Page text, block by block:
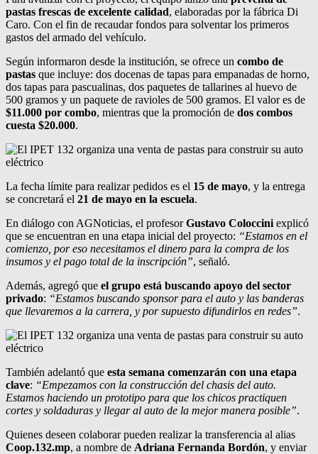
pastas frescas de excelente calidad, elaboradas por la fábrica Di
Caro. Con el fin de recaudar fondos para solventar los primeros
gastos del armado del vehículo.
Según informaron desde la institución, se ofrece un combo de
pastas que incluye: dos docenas de tapas para empanadas de horno,
dos tapas para pascualinas, dos paquetes de tallarines al huevo de
500 gramos y un paquete de ravioles de 500 gramos. El valor es de
$11.000 por combo, mientras que la promoción de dos combos
cuesta $20.000.
La fecha límite para realizar pedidos es el 15 de mayo, y la entrega
se concretará el 21 de mayo en la escuela.
En diálogo con AGNoticias, el profesorGustavo Coloccini explicó
que se encuentran en una etapa inicial del proyecto: “Estamos en el
comienzo, por eso necesitamos el dinero para la compra de los
insumos y el pago total de la inscripción”, señaló.
Además, agregó que el grupo está buscando apoyo del sector
privado: “Estamos buscando sponsor para el auto y las banderas
que llevaremos a la carrera, y por supuesto difundirlos en redes”.
También adelantó que esta semana comenzarán con una etapa
clave: “Empezamos con la construcción del chasis del auto.
Estamos haciendo un prototipo para que los chicos practiquen
cortes y soldaduras y llegar al auto de la mejor manera posible”.
Quienes deseen colaborar pueden realizar la transferencia al alias
Coop.132.mp, a nombre de Adriana Fernanda Bordón, y enviar